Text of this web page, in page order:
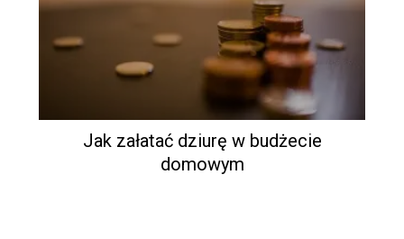
Jak załatać dziurę w budżecie
domowym